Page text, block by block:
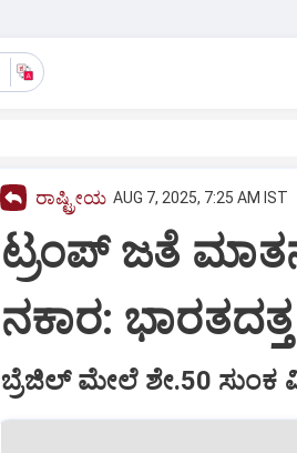
ರಾಷ್ಟ್ರೀಯ AUG 7, 2025, 7:25 AM IST
ಟ್ರಂಪ್‌ ಜತೆ
ನಕಾರ:
ಬ್ರೆಜಿಲ್‌ ಮೇಲೆ ಶೇ.50 ಸುಂಕ